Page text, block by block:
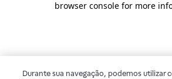
browser console for more
Durante sua navegação, podemos utilizar